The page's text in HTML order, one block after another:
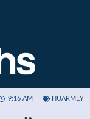
9:16 AM HUARMEY